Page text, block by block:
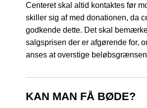
Centeret skal altid kontaktes før
skiller sig af med donationen, da
godkende dette. Det skal
salgsprisen der er afgørende for,
anses at overstige
KAN MAN FÅ BØDE?